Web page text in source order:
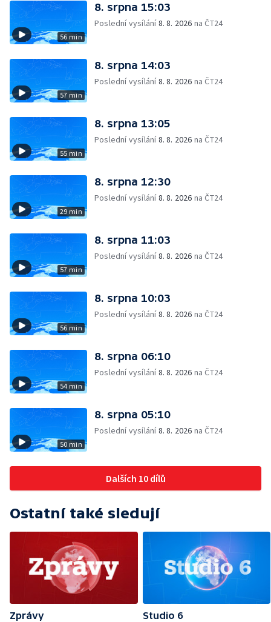
56 min
8. srpna 15:03
Poslední vysílání8. 8. 2026 na ČT24
57 min
8. srpna 14:03
Poslední vysílání8. 8. 2026 na ČT24
55 min
8. srpna 13:05
Poslední vysílání8. 8. 2026 na ČT24
29 min
8. srpna 12:30
Poslední vysílání8. 8. 2026 na ČT24
57 min
8. srpna 11:03
Poslední vysílání8. 8. 2026 na ČT24
56 min
8. srpna 10:03
Poslední vysílání8. 8. 2026 na ČT24
54 min
8. srpna 06:10
Poslední vysílání8. 8. 2026 na ČT24
50 min
8. srpna 05:10
Poslední vysílání8. 8. 2026 na ČT24
Dalších 10 dílů
Ostatní také sledují
Zprávy
Studio 6